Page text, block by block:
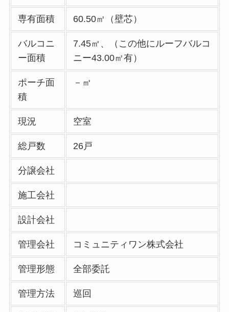
専有面積 60.50㎡（壁芯）
バルコニ
ー面積
7.45㎡、（この他にルーフバルコ
ニー43.00㎡有）
ポーチ面
積
－㎡
現況 空室
総戸数 26戸
分譲会社
施工会社
設計会社
管理会社 コミュニティワン株式会社
管理形態 全部委託
管理方法 巡回